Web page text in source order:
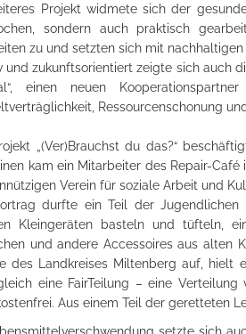
Projekt widmete sich der
sondern auch praktisch
zu und setzten sich mit
und zukunftsorientiert zeigte sich auch
einen neuen
Ressourcenschonung
„(Ver)Brauchst du das?“
kam ein Mitarbeiter des Repair-
Verein für soziale Arbeit und
durfte ein Teil der
Kleingeräten basteln und tüfteln,
und andere Accessoires aus alten
des Landkreises Miltenberg auf, hielt
eine FairTeilung – eine
Aus einem Teil der geretteten